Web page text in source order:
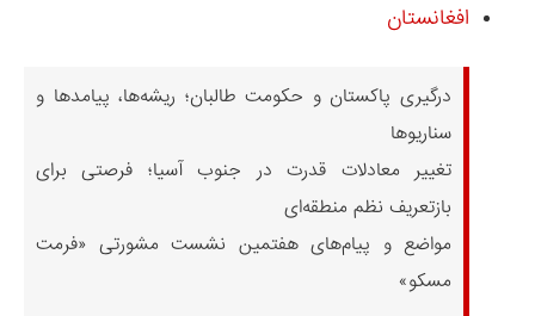
افغانستان
درگیری پاکستان و حکومت طالبان؛ ریشه‌ها، پیامدها و
سناریوها
تغییر معادلات قدرت در جنوب آسیا؛ فرصتی برای
بازتعریف نظم منطقه‌ای
مواضع و پیام‌های هفتمین نشست مشورتی «فرمت
مسکو»